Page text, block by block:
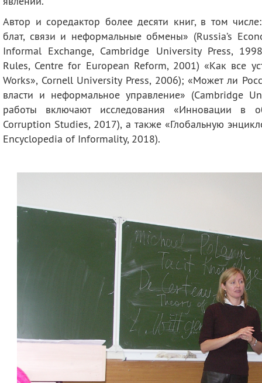
Автор и соредактор более десяти книг, в том
блат, связи и неформальные обмены» (Russia’s
Informal Exchange, Cambridge University Press,
Rules, Centre for European Reform, 2001) «Как все
Works», Cornell University Press, 2006); «Может ли
власти и неформальное управление» (Cambridge
работы включают исследования «Инновации в
Corruption Studies, 2017), а также «Глобальную
Encyclopedia of Informality, 2018).